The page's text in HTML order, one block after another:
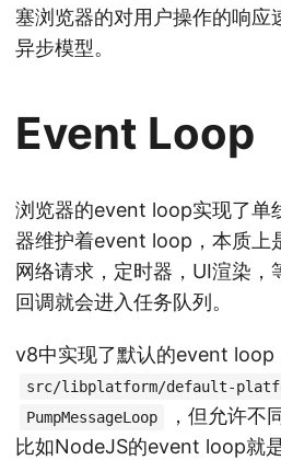
塞浏览器的对用户操作的响应
异步模型。
Event Loop
浏览器的event loop实现了单
器维护着event loop，本质上
网络请求，定时器，UI渲染，
回调就会进入任务队列。
v8中实现了默认的event loop
src/libplatform/default-
PumpMessageLoop
，但允许不
比如NodeJS的event loop就